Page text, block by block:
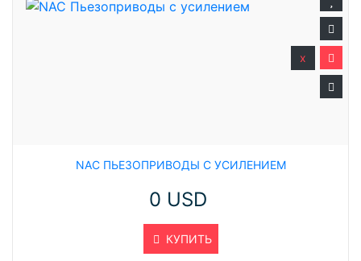
NAC ПЬЕЗОПРИВОДЫ С УСИЛЕНИЕМ
0 USD
КУПИТЬ
x